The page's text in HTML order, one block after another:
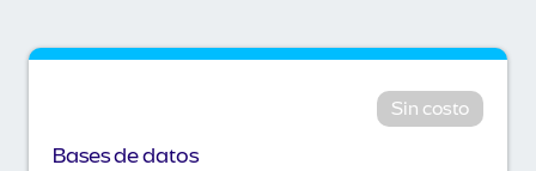
Sin costo
Bases de datos